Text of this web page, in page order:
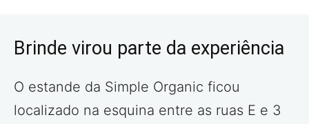
Brinde virou parte da experiência
O estande da Simple Organic ficou
localizado na esquina entre as ruas E e 3